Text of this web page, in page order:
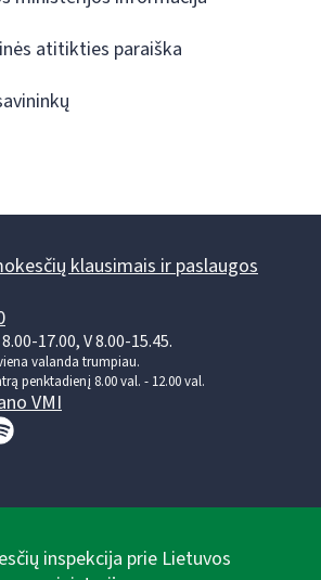
atitikties paraiška
klausimais ir paslaugos
17.00, V 8.00-15.45.
valanda trumpiau.
penktadienį 8.00 val. - 12.00 val.
VMI
inspekcija prie Lietuvos